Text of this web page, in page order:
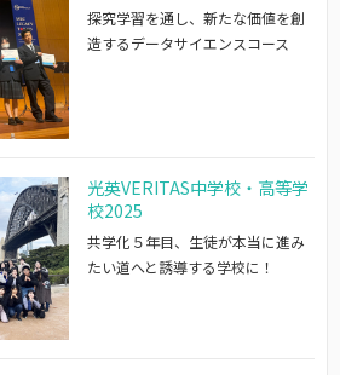
探究学習を通し、新たな価値を創
造するデータサイエンスコース
光英VERITAS中学校・高等学
校2025
共学化５年目、生徒が本当に進み
たい道へと誘導する学校に！